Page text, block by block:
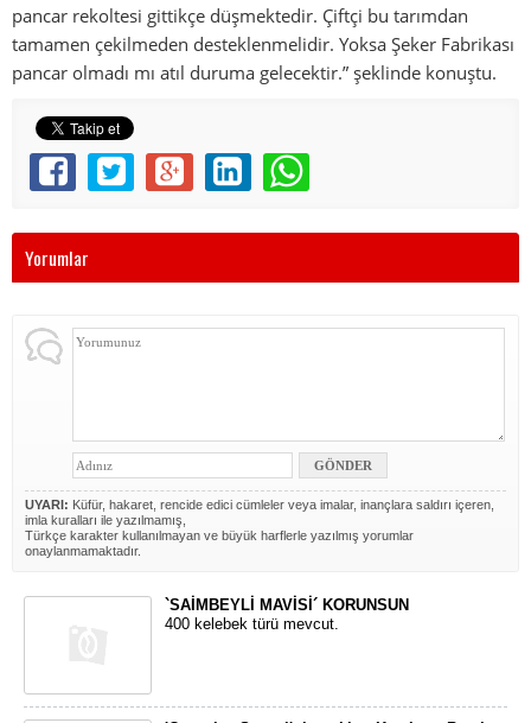
pancar rekoltesi gittikçe düşmektedir. Çiftçi bu tarımdan
tamamen çekilmeden desteklenmelidir. Yoksa Şeker Fabrikası
pancar olmadı mı atıl duruma gelecektir.” şeklinde konuştu.
Yorumlar
UYARI: Küfür, hakaret, rencide edici cümleler veya imalar, inançlara saldırı içeren,
imla kuralları ile yazılmamış,
Türkçe karakter kullanılmayan ve büyük harflerle yazılmış yorumlar
onaylanmamaktadır.
`SAİMBEYLİ MAVİSİ´ KORUNSUN
400 kelebek türü mevcut.